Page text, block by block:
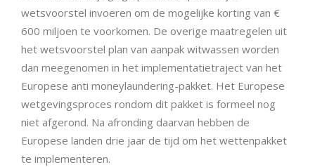
wetsvoorstel invoeren om de mogelijke korting van €
600 miljoen te voorkomen. De overige maatregelen uit
het wetsvoorstel plan van aanpak witwassen worden
dan meegenomen in het implementatietraject van het
Europese anti moneylaundering-pakket. Het Europese
wetgevingsproces rondom dit pakket is formeel nog
niet afgerond. Na afronding daarvan hebben de
Europese landen drie jaar de tijd om het wettenpakket
te implementeren.